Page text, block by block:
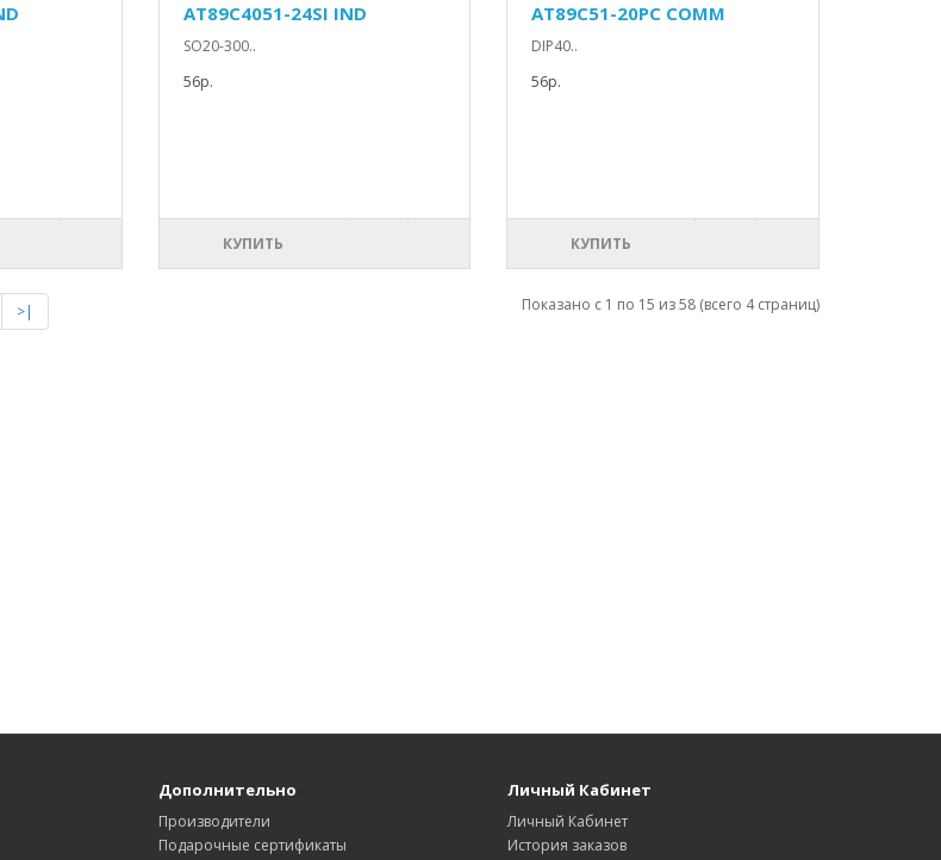
AT89C4051-24SI IND
SO20-300..
56р.
КУПИТЬ
AT89C51-20PC COMM
DIP40..
56р.
КУПИТЬ
>| Показано с 1 по 15 из 58 (всего 4 страниц)
Дополнительно
Производители
Подарочные сертификаты
Личный Кабинет
Личный Кабинет
История заказов